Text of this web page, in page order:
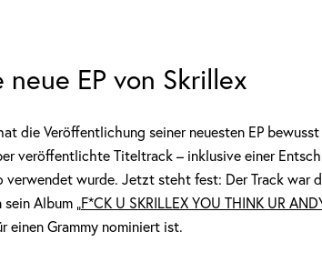
EP von Skrillex
die Veröffentlichung seiner neuesten EP
veröffentlichte Titeltrack – inklusive einer
wurde. Jetzt steht fest: Der Track war
Album „F*CK U SKRILLEX YOU THINK UR
einen Grammy nominiert ist.